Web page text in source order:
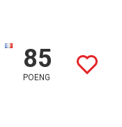
85
POENG